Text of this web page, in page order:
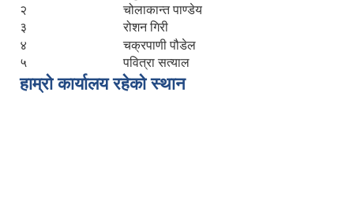
२
चोलाकान्त पाण्डेय
३
रोशन गिरी
४
चक्रपाणी पौडेल
५
पवित्रा सत्याल
हाम्रो कार्यालय रहेको स्थान